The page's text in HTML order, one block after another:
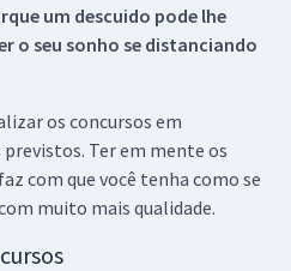
um descuido pode lhe
o seu sonho se distanciando
os concursos em
Ter em mente os
com que você tenha como se
muito mais qualidade.